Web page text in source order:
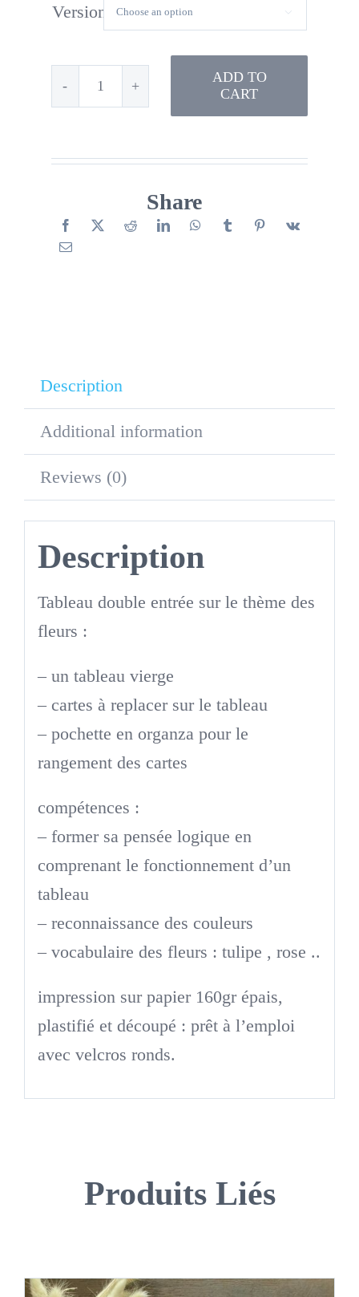
Version 
entrée
quantity
ADD TO
CART
Share
Description
Additional information
Reviews (0)
Description
Tableau double entrée sur le thème des
fleurs :
– un tableau vierge
– cartes à replacer sur le tableau
– pochette en organza pour le
rangement des cartes
compétences :
– former sa pensée logique en
comprenant le fonctionnement d’un
tableau
– reconnaissance des couleurs
– vocabulaire des fleurs : tulipe , rose ..
impression sur papier 160gr épais,
plastifié et découpé : prêt à l’emploi
avec velcros ronds.
Produits Liés